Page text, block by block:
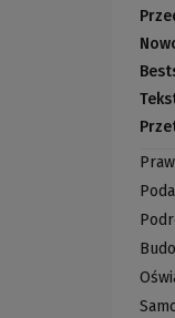
okno)
(Link
do
innej